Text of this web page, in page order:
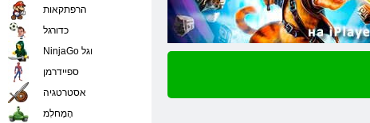
הרפתקאות
כדורגל
NinjaGo וגל
ספיידרמן
אסטרטגיה
הָמָחלִמ